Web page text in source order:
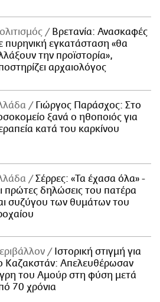
Βρετανία: Ανασκαφές
πυρηνική εγκατάσταση «θα
την προϊστορία»,
αρχαιολόγος
Γιώργος Παράσχος: Στο
ξανά ο ηθοποιός για
κατά του καρκίνου
Σέρρες: «Τα έχασα όλα» -
πρώτες δηλώσεις του πατέρα
συζύγου των θυμάτων του
Ιστορική στιγμή για
Καζακστάν: Απελευθέρωσαν
του Αμούρ στη φύση μετά
70 χρόνια